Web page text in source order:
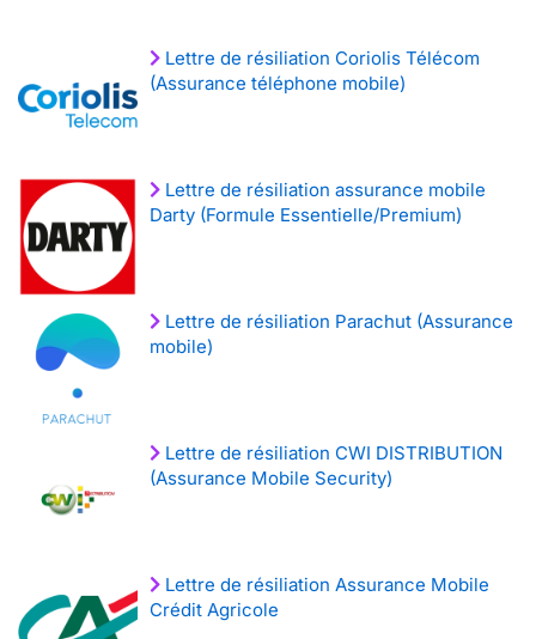
Lettre de résiliation Coriolis Télécom
(Assurance téléphone mobile)
Lettre de résiliation assurance mobile
Darty (Formule Essentielle/Premium)
Lettre de résiliation Parachut (Assurance
mobile)
Lettre de résiliation CWI DISTRIBUTION
(Assurance Mobile Security)
Lettre de résiliation Assurance Mobile
Crédit Agricole